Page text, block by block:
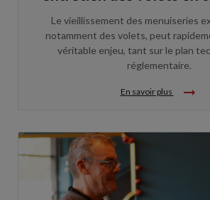
Le vieillissement des menuiseries
notamment des volets, peut
véritable enjeu, tant sur le plan
réglementaire.
En savoir plus arrow_right_alt